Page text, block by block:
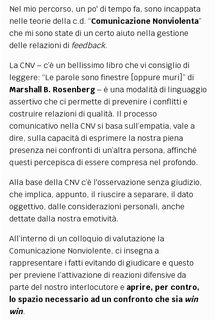
Nel mio percorso, un po' di tempo fa, sono incappata
nelle teorie della c.d. “Comunicazione Nonviolenta”
che mi sono state di un certo aiuto nella gestione
delle relazioni di feedback.
La CNV – c’è un bellissimo libro che vi consiglio di
leggere: “Le parole sono finestre [oppure muri]” di
Marshall B. Rosenberg–è una modalità di linguaggio
assertivo che ci permette di prevenire i conflitti e
costruire relazioni di qualità. Il processo
comunicativo nella CNV si basa sull’empatia, vale a
dire, sulla capacità di esprimere la nostra piena
presenza nei confronti di un’altra persona, affinché
questi percepisca di essere compresa nel profondo.
Alla base della CNV c’è l'osservazione senza giudizio,
che implica, appunto, il riuscire a separare, il dato
oggettivo, dalle considerazioni personali, anche
dettate dalla nostra emotività.
All’interno di un colloquio di valutazione la
Comunicazione Nonviolente, ci insegna a
rappresentare i fatti evitando di giudicare e questo
per previene l’attivazione di reazioni difensive da
parte del nostro interlocutore e aprire, per contro,
lo spazio necessario ad un confronto che sia win
win.